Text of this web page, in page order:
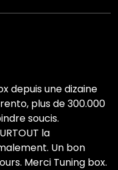
depuis une dizaine
plus de 300.000
soucis.
la
Un bon
Merci Tuning box.